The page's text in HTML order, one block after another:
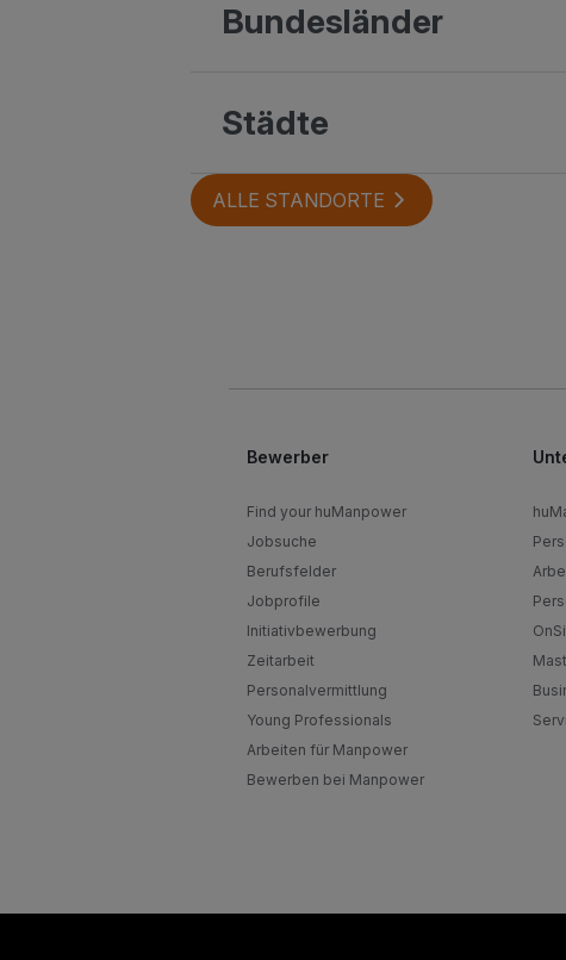
Bundesländer
Städte
ALLE STANDORTE
Bewerber
Find your huManpower
Jobsuche
Berufsfelder
Jobprofile
Initiativbewerbung
Zeitarbeit
Personalvermittlung
Young Professionals
Arbeiten für Manpower
Bewerben bei Manpower